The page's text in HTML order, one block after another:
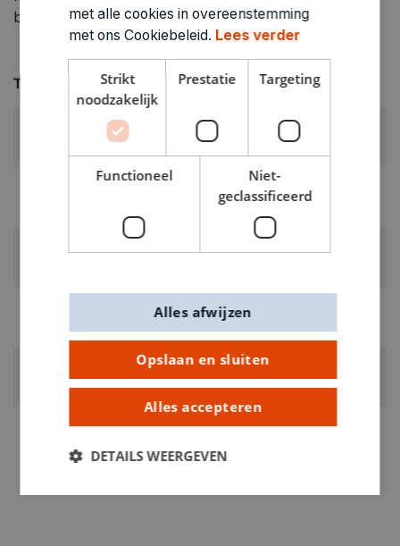
binnenstebuiten of strijk van voren door een doek.
Technische specificaties
LEVERANCIERSKLEUR:
0150912
met alle cookies in overeenstemming
met ons Cookiebeleid. Lees verder
Strikt
noodzakelijk
Prestatie Targeting
Functioneel
Niet-
geclassificeerd
Opslaan en sluiten
Alles accepteren
Alles afwijzen
DETAILS WEERGEVEN